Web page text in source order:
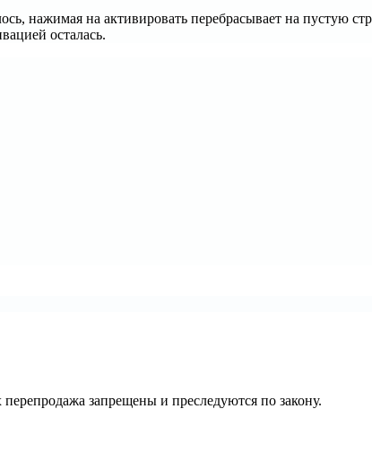
нажимая на активировать перебрасывает на пустую
осталась.
запрещены и преследуются по закону.